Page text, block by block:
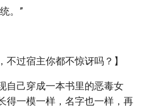
。”
过宿主你都不惊讶吗？】
自己穿成一本书里的恶毒女
得一模一样，名字也一样，再